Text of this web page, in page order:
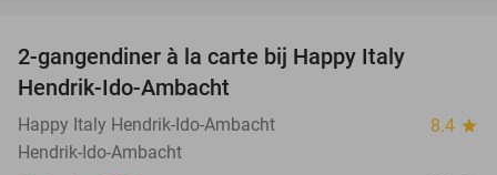
2-gangendiner à la carte bij Happy Italy
Hendrik-Ido-Ambacht
Happy Italy Hendrik-Ido-Ambacht 8.4 star
Hendrik-Ido-Ambacht